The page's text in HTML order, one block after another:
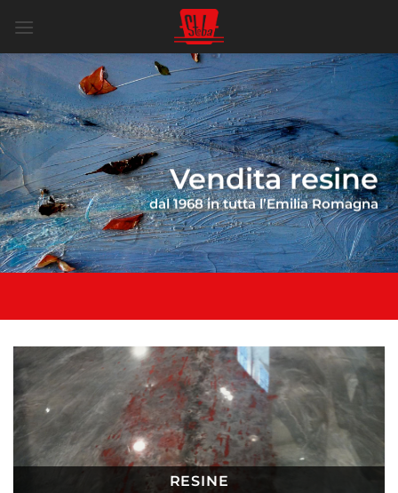
contenuti
Vendita resine
dal 1968 in tutta l’Emilia Romagna
RESINE